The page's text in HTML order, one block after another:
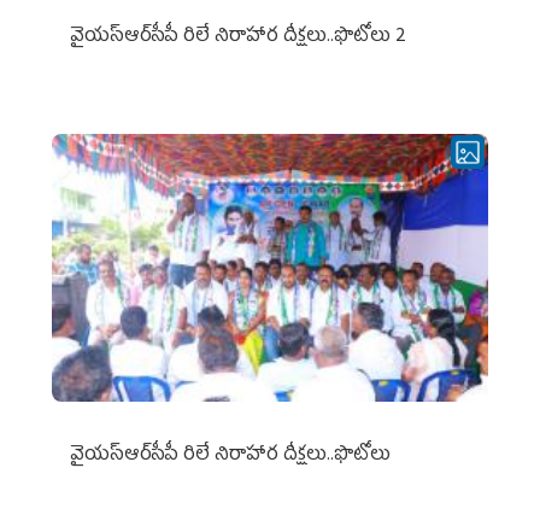
వైయ‌స్ఆర్‌సీపీ రిలే నిరాహార దీక్షలు..ఫొటోలు 2
వైయ‌స్ఆర్‌సీపీ రిలే నిరాహార దీక్షలు..ఫొటోలు